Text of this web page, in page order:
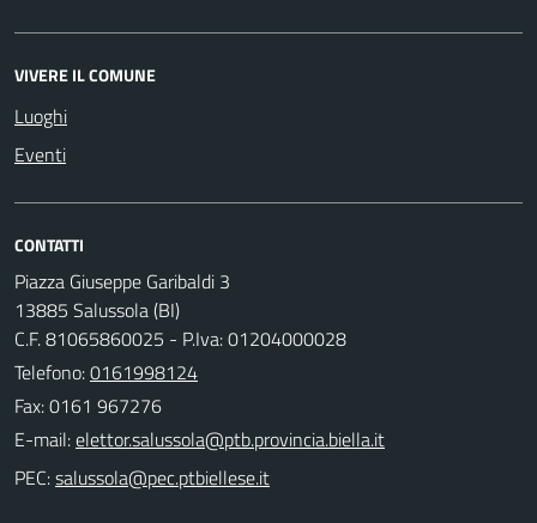
VIVERE IL COMUNE
Luoghi
Eventi
CONTATTI
Piazza Giuseppe Garibaldi 3
13885 Salussola (BI)
C.F. 81065860025 - P.Iva: 01204000028
Telefono:0161998124
Fax: 0161 967276
E-mail:
PEC: